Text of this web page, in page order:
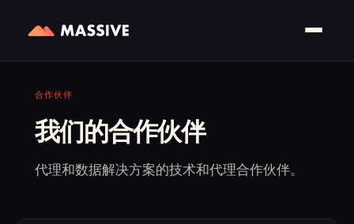
合作伙伴
我们的合作伙伴
代理和数据解决方案的技术和代理合作伙伴。